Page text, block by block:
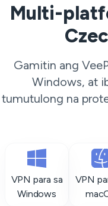
Multi-
Gamitin ang
Windows, at
tumutulong na
VPN para sa
Windows
VPN